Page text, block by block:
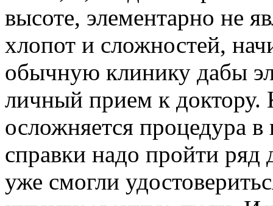
высоте, элементарно не
хлопот и сложностей,
обычную клинику дабы
личный прием к
осложняется процедура
справки надо пройти ряд
уже смогли